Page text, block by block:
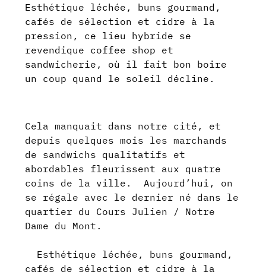
Esthétique léchée, buns gourmand,
cafés de sélection et cidre à la
pression, ce lieu hybride se
revendique coffee shop et
sandwicherie, où il fait bon boire
un coup quand le soleil décline.
Cela manquait dans notre cité, et
depuis quelques mois les marchands
de sandwichs qualitatifs et
abordables fleurissent aux quatre
coins de la ville. Aujourd’hui, on
se régale avec le dernier né dans le
quartier du Cours Julien / Notre
Dame du Mont.
Esthétique léchée, buns gourmand,
cafés de sélection et cidre à la